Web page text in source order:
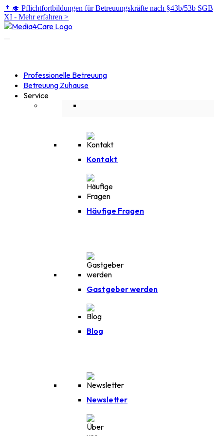
👨‍🎓 Pflichtfortbildungen für Betreuungskräfte nach §43b/53b SGB
XI - Mehr erfahren >
Professionelle Betreuung
Betreuung Zuhause
Service
Kontakt
Häufige Fragen
Gastgeber werden
Blog
Newsletter